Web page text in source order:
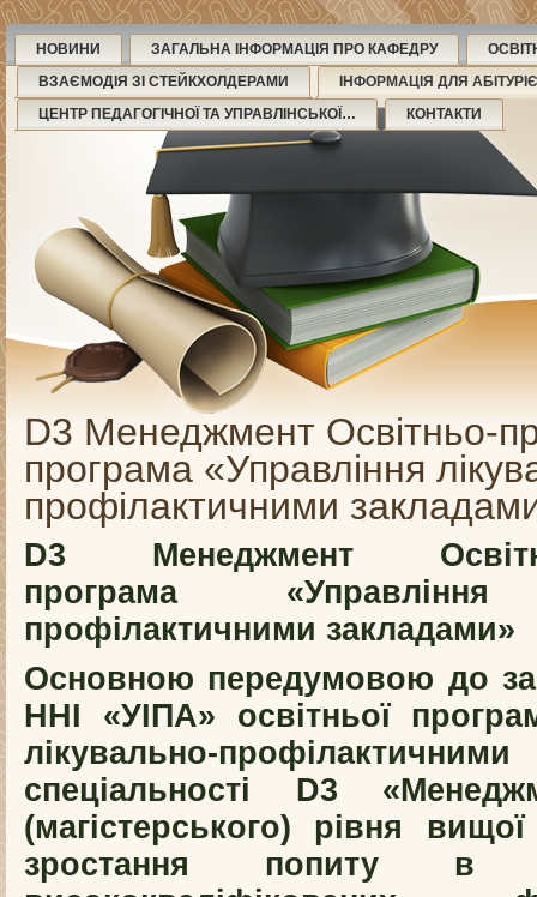
НОВИНИ ЗАГАЛЬНА ІНФОРМАЦІЯ ПРО КАФЕДРУ
ВЗАЄМОДІЯ ЗІ СТЕЙКХОЛДЕРАМИ
ІНФОРМАЦІЯ ДЛЯ
ЦЕНТР ПЕДАГОГІЧНОЇ ТА УПРАВЛІНСЬКОЇ…
КОНТАКТИ
D3 Менеджмент Освітньо-
програма «Управління
профілактичними
D3 Менеджмент
програма «Управління
профілактичними закладами»
Основною передумовою до
ННІ «УІПА» освітньої
лікувально-
спеціальності D3
(магістерського) рівня
зростання попиту в